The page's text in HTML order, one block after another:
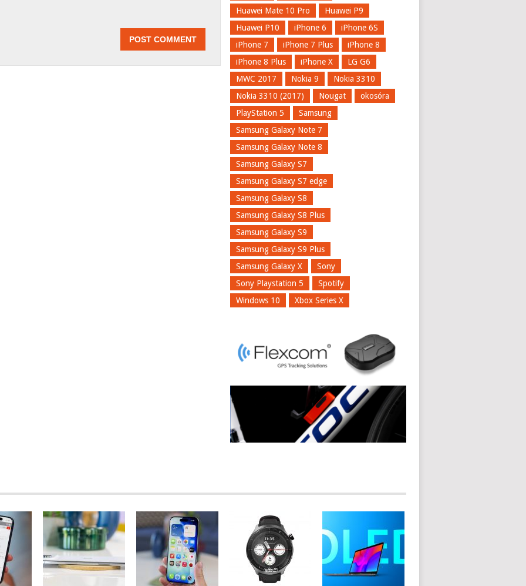
Huawei Mate 10 Pro
Huawei P9
Huawei P10
iPhone 6
iPhone 6S
iPhone 7
iPhone 7 Plus
iPhone 8
iPhone 8 Plus
iPhone X
LG G6
MWC 2017
Nokia 9
Nokia 3310
Nokia 3310 (2017)
Nougat
okosóra
PlayStation 5
Samsung
Samsung Galaxy Note 7
Samsung Galaxy Note 8
Samsung Galaxy S7
Samsung Galaxy S7 edge
Samsung Galaxy S8
Samsung Galaxy S8 Plus
Samsung Galaxy S9
Samsung Galaxy S9 Plus
Samsung Galaxy X
Sony
Sony Playstation 5
Spotify
Windows 10
Xbox Series X